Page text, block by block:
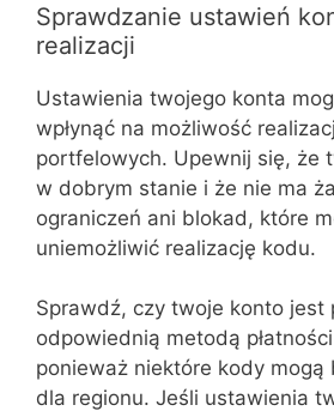
Sprawdzanie ustawień
realizacji
Ustawienia twojego konta
wpłynąć na możliwość
portfelowych. Upewnij się, że
w dobrym stanie i że nie ma
ograniczeń ani blokad, które
uniemożliwić realizację kodu.
Sprawdź, czy twoje konto jest
odpowiednią metodą
ponieważ niektóre kody mogą
dla regionu. Jeśli ustawienia